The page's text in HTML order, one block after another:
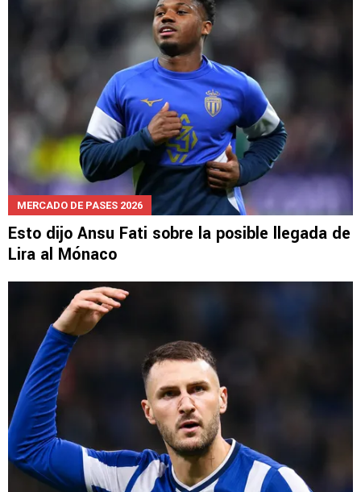
MERCADO DE PASES 2026
Esto dijo Ansu Fati sobre la posible llegada de
Lira al Mónaco